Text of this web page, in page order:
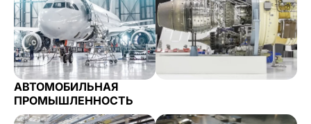
АВТОМОБИЛЬНАЯ
ПРОМЫШЛЕННОСТЬ